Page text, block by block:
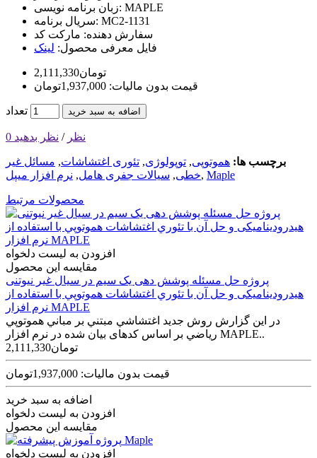
زبان برنامه نویسی: MAPLE
سریال برنامه: MC2-1131
سفارش دهنده: مارکت کد
فایل معرفی محصول: لینک
2,111,330تومان
قیمت بدون مالیات: 1,937,000تومان
تعداد اضافه به سبد خرید
0 نظر / نظر بدهید
برچسب ها: هموتوپی, توپولوژی, تئوری اغتشاشات, مسائل غیر
خطی, سیالات جفری هامل, نرم افزار میپل , Maple
محصولات مرتبط
افزودن به لیست دلخواه
مقایسه این محصول
پروژه حل مسئله پوشش دهی يک سيم در سيال غير نيوتنی
هيدروديناميکی و حل آن با تئوري اغتشاشات هموتوپي با استفاده از
نرم افزار MAPLE
در اين گزارش روش جديد اغتشاشي مبتني بر مباني هموتوپي
رياضي بر اساس کدهای بيان شده در نرم افزار MAPLE..
2,111,330تومان
قیمت بدون مالیات: 1,937,000تومان
اضافه به سبد خرید
افزودن به لیست دلخواه
مقایسه این محصول
افزودن به لیست دلخواه